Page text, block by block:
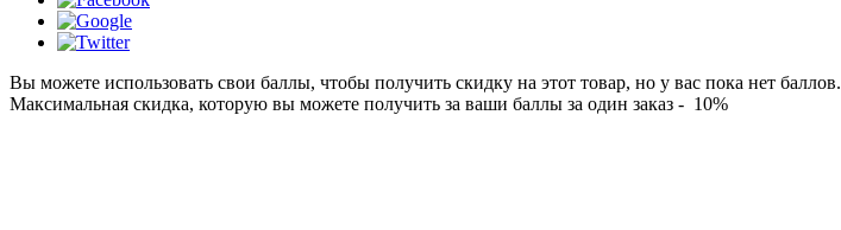
Вы можете использовать свои баллы, чтобы получить скидку на этот товар, но у вас пока нет баллов.
Максимальная скидка, которую вы можете получить за ваши баллы за один заказ - 10%